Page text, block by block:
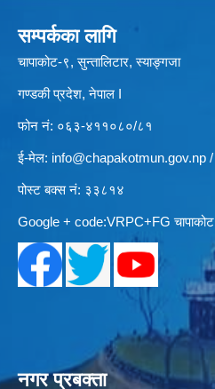
सम्पर्कका लागि
चापाकोट-९, सुन्तालिटार, स्याङ्गजा
गण्डकी प्रदेश, नेपाल I
फोन नं: ०६३-४११०८०/८१
ई-मेल: info@chapakotmun.gov.np /
पोस्ट बक्स नं: ३३८१४
Google + code:VRPC+FG चापाकोट
नगर प्रबक्ता